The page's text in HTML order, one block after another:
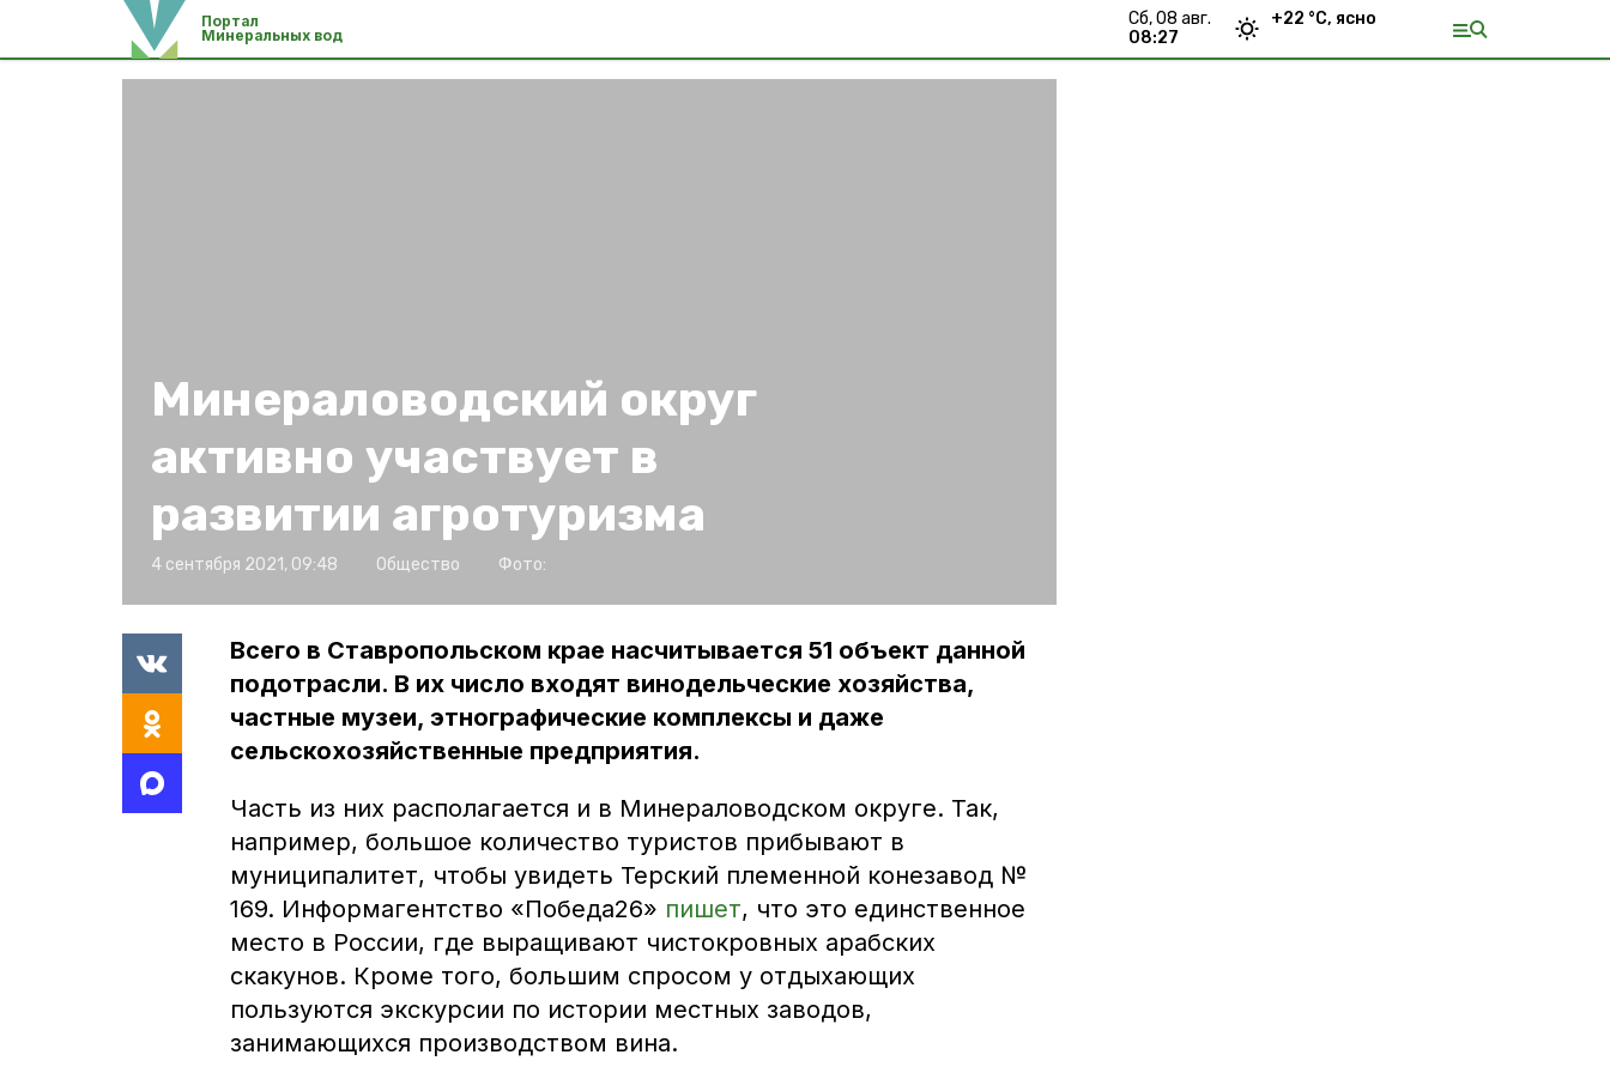
Портал
Минеральных вод
сб, 08 авг.
08:27
+22 °С, ясно
Минераловодский округ
активно участвует в
развитии агротуризма
4 сентября 2021, 09:48 Общество Фото:
Всего в Ставропольском крае насчитывается 51 объект данной
подотрасли. В их число входят винодельческие хозяйства,
частные музеи, этнографические комплексы и даже
сельскохозяйственные предприятия.
Часть из них располагается и в Минераловодском округе. Так,
например, большое количество туристов прибывают в
муниципалитет, чтобы увидеть Терский племенной конезавод №
169. Информагентство «Победа26» пишет, что это единственное
место в России, где выращивают чистокровных арабских
скакунов. Кроме того, большим спросом у отдыхающих
пользуются экскурсии по истории местных заводов,
занимающихся производством вина.